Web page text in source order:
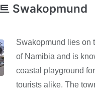
Swakopmund
Swakopmund lies on
of Namibia and is
coastal playground
tourists alike. The